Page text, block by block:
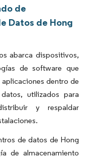
de
Datos de Hong
abarca dispositivos,
de software que
dentro de
utilizados para
y respaldar
de datos de Hong
de almacenamiento